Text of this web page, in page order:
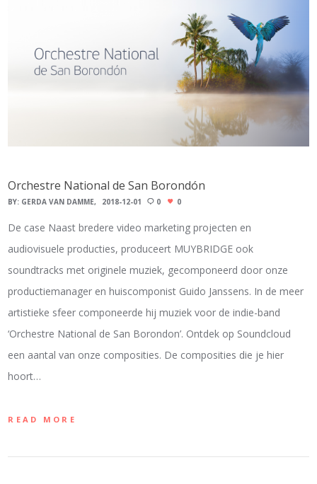
Orchestre National de San Borondón
BY: GERDA VAN DAMME 2018-12-01 0 0
De case Naast bredere video marketing projecten en
audiovisuele producties, produceert MUYBRIDGE ook
soundtracks met originele muziek, gecomponeerd door onze
productiemanager en huiscomponist Guido Janssens. In de meer
artistieke sfeer componeerde hij muziek voor de indie-band
‘Orchestre National de San Borondon’. Ontdek op Soundcloud
een aantal van onze composities. De composities die je hier
hoort…
READ MORE